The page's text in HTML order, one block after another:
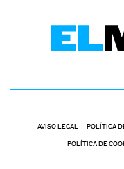
AVISO LEGAL POLÍTICA
POLÍTICA DE